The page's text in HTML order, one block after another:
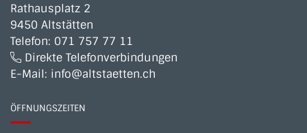
Rathausplatz 2
9450 Altstätten
Telefon: 071 757 77 11
Direkte Telefonverbindungen
E-Mail: info@altstaetten.ch
ÖFFNUNGSZEITEN